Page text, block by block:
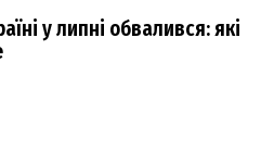
у липні обвалився: які